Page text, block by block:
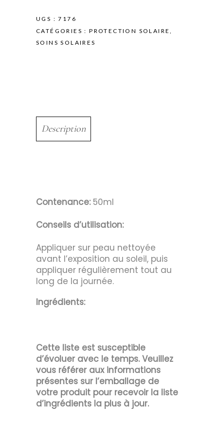
UGS :7176
CATÉGORIES :PROTECTION SOLAIRE,
SOINS SOLAIRES
Description
Contenance:50ml
Conseils d’utilisation:
Appliquer sur peau nettoyée
avant l’exposition au soleil, puis
appliquer régulièrement tout au
long de la journée.
Ingrédients:
Cette liste est susceptible
d’évoluer avec le temps. Veuillez
vous référer aux informations
présentes sur l’emballage de
votre produit pour recevoir la liste
d’ingrédients la plus à jour.